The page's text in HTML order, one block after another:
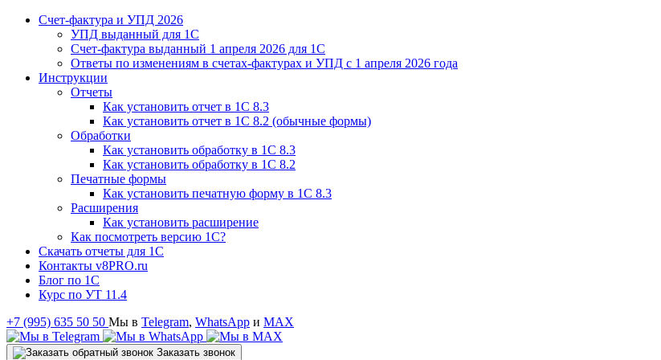
Счет-фактура и УПД 2026
УПД выданный для 1C
Счет-фактура выданный 1 апреля 2026 для 1C
Ответы по изменениям в счетах-фактурах и УПД с 1 апреля 2026 года
Инструкции
Отчеты
Как установить отчет в 1С 8.3
Как установить отчет в 1С 8.2 (обычные формы)
Обработки
Как установить обработку в 1С 8.3
Как установить обработку в 1С 8.2
Печатные формы
Как установить печатную форму в 1С 8.3
Расширения
Как установить расширение
Как посмотреть версию 1С?
Скачать отчеты для 1С
Контакты v8PRO.ru
Блог по 1С
Курс по УТ 11.4
+7 (995) 635 50 50 Мы в Telegram, WhatsApp и MAX
Заказать звонок